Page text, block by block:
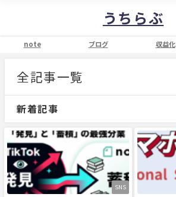
うちらぶ
note ブログ 収益化
全記事一覧
新着記事
SNS